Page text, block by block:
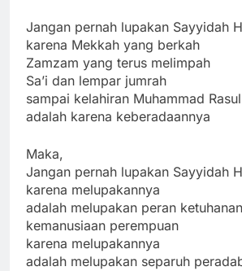
Jangan pernah lupakan Sayyidah
karena Mekkah yang berkah
Zamzam yang terus melimpah
Sa’i dan lempar jumrah
sampai kelahiran Muhammad
adalah karena keberadaannya
Maka,
Jangan pernah lupakan Sayyidah
karena melupakannya
adalah melupakan peran
kemanusiaan perempuan
karena melupakannya
adalah melupakan separuh